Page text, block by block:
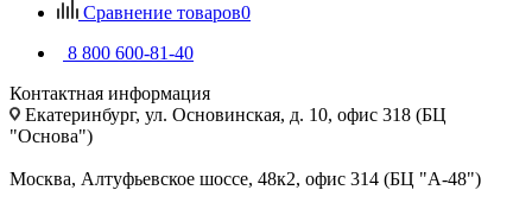
Сравнение товаров0
8 800 600-81-40
Контактная информация
Екатеринбург, ул. Основинская, д. 10, офис 318 (БЦ
"Основа")
Москва, Алтуфьевское шоссе, 48к2, офис 314 (БЦ "А-48")